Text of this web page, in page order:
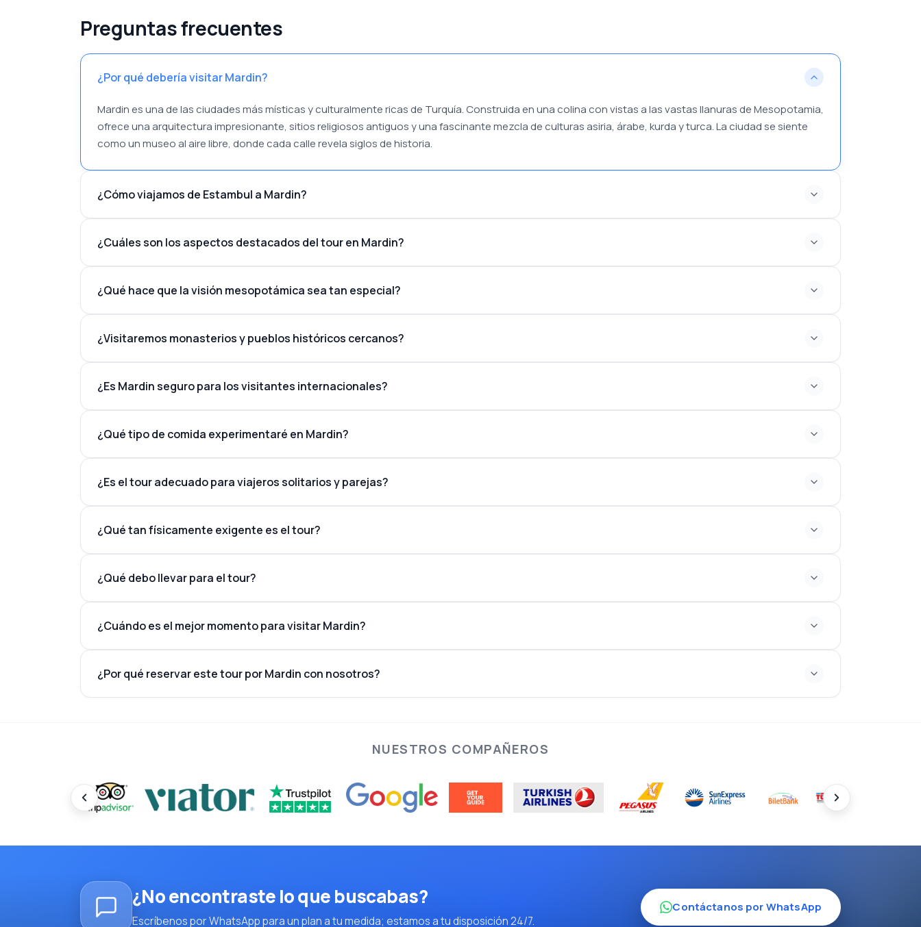
Preguntas frecuentes
¿Por qué debería visitar Mardin?
Mardin es una de las ciudades más místicas y culturalmente ricas de Turquía. Construida en una colina con vistas a las vastas llanuras de Mesopotamia,
ofrece una arquitectura impresionante, sitios religiosos antiguos y una fascinante mezcla de culturas asiria, árabe, kurda y turca. La ciudad se siente
como un museo al aire libre, donde cada calle revela siglos de historia.
¿Cómo viajamos de Estambul a Mardin?
¿Cuáles son los aspectos destacados del tour en Mardin?
¿Qué hace que la visión mesopotámica sea tan especial?
¿Visitaremos monasterios y pueblos históricos cercanos?
¿Es Mardin seguro para los visitantes internacionales?
¿Qué tipo de comida experimentaré en Mardin?
¿Es el tour adecuado para viajeros solitarios y parejas?
¿Qué tan físicamente exigente es el tour?
¿Qué debo llevar para el tour?
¿Cuándo es el mejor momento para visitar Mardin?
¿Por qué reservar este tour por Mardin con nosotros?
NUESTROS COMPAÑEROS
¿No encontraste lo que buscabas?
Escríbenos por WhatsApp para un plan a tu medida; estamos a tu disposición 24/7.
Contáctanos por WhatsApp